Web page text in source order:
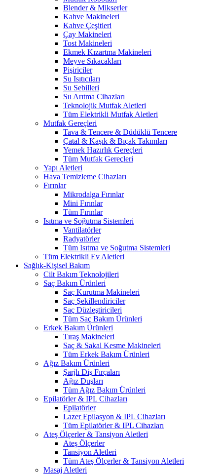
Blender & Mikserler
Kahve Makineleri
Kahve Çeşitleri
Çay Makineleri
Tost Makineleri
Ekmek Kızartma Makineleri
Meyve Sıkacakları
Pişiriciler
Su Isıtıcıları
Su Sebilleri
Su Arıtma Cihazları
Teknolojik Mutfak Aletleri
Tüm Elektrikli Mutfak Aletleri
Mutfak Gereçleri
Tava & Tencere & Düdüklü Tencere
Çatal & Kaşık & Bıçak Takımları
Yemek Hazırlık Gereçleri
Tüm Mutfak Gereçleri
Yapı Aletleri
Hava Temizleme Cihazları
Fırınlar
Mikrodalga Fırınlar
Mini Fırınlar
Tüm Fırınlar
Isıtma ve Soğutma Sistemleri
Vantilatörler
Radyatörler
Tüm Isıtma ve Soğutma Sistemleri
Tüm Elektrikli Ev Aletleri
Sağlık-Kişisel Bakım
Cilt Bakım Teknolojileri
Saç Bakım Ürünleri
Saç Kurutma Makineleri
Saç Şekillendiriciler
Saç Düzleştiricileri
Tüm Saç Bakım Ürünleri
Erkek Bakım Ürünleri
Tıraş Makineleri
Saç & Sakal Kesme Makineleri
Tüm Erkek Bakım Ürünleri
Ağız Bakım Ürünleri
Şarjlı Diş Fırçaları
Ağız Duşları
Tüm Ağız Bakım Ürünleri
Epilatörler & IPL Cihazları
Epilatörler
Lazer Epilasyon & IPL Cihazları
Tüm Epilatörler & IPL Cihazları
Ateş Ölçerler & Tansiyon Aletleri
Ateş Ölçerler
Tansiyon Aletleri
Tüm Ateş Ölçerler & Tansiyon Aletleri
Masaj Aletleri